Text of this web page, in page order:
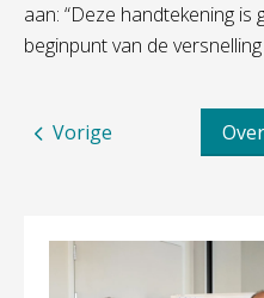
aan: “Deze handtekening
beginpunt van de
Vorige